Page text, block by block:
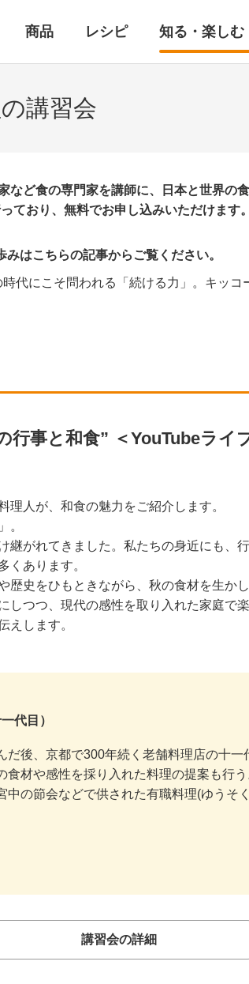
商品 レシピ 知る・楽しむ
講習会
など食の専門家を講師に、日本と世界の
ており、無料でお申し込みいただけます。
はこちらの記事からご覧ください。
代にこそ問われる「続ける力」。キッ
行事と和食” ＜YouTubeライ
理人が、和食の魅力をご紹介します。
。
継がれてきました。私たちの身近にも、
くあります。
歴史をひもときながら、秋の食材を生か
しつつ、現代の感性を取り入れた家庭で
えします。
代目）
だ後、京都で300年続く老舗料理店の十一
材や感性を採り入れた料理の提案も行
中の節会などで供された有職料理(ゆう
講習会の詳細